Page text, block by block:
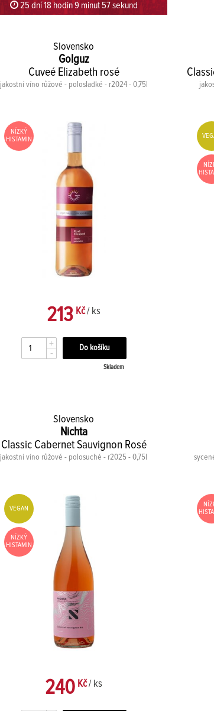
25 dní 18 hodin 9 minut 56 sekund
Slovensko
Golguz
Cuveé Elizabeth rosé
jakostní víno růžové - polosladké - r2024 - 0,75l
NÍZKÝ
HISTAMIN
213 Kč/ ks
+
-
Skladem
Slovensko
Nichta
Classic Cabernet Sauvignon Rosé
jakostní víno růžové - polosuché - r2025 - 0,75l
VEGAN
NÍZKÝ
HISTAMIN
240 Kč/ ks